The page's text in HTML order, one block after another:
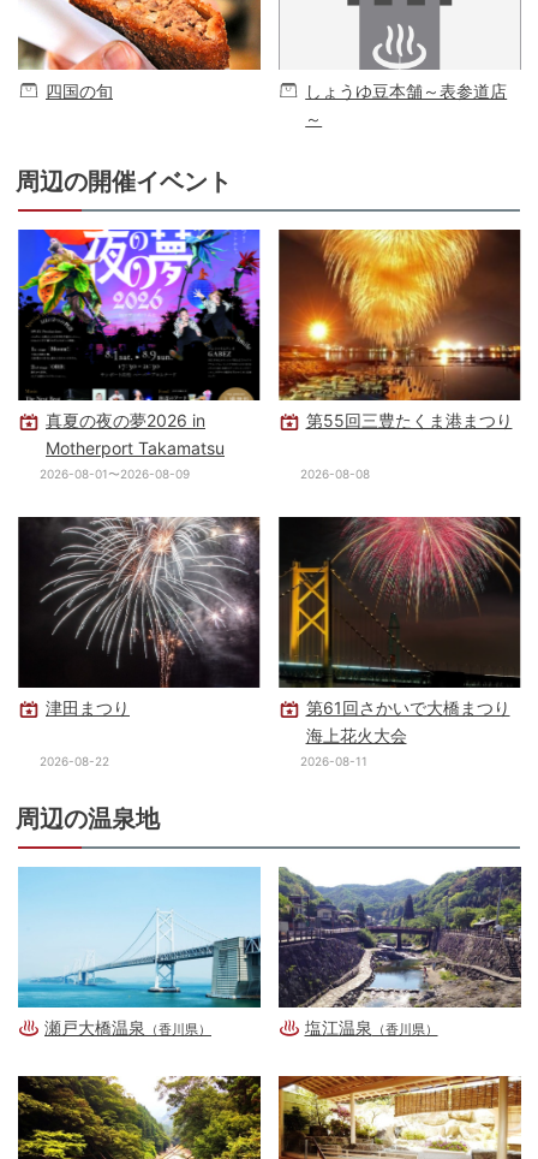
四国の旬
しょうゆ豆本舗～表参道店
～
周辺の開催イベント
真夏の夜の夢2026 in
Motherport Takamatsu
2026-08-01〜2026-08-09
第55回三豊たくま港まつり
2026-08-08
津田まつり
2026-08-22
第61回さかいで大橋まつり
海上花火大会
2026-08-11
周辺の温泉地
瀬戸大橋温泉 （香川県） 塩江温泉 （香川県）